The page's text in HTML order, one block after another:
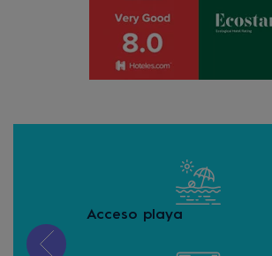
Acceso playa